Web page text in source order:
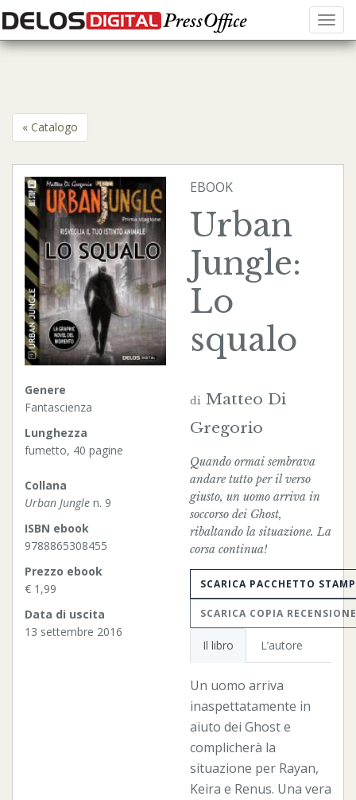
Menu
« Catalogo
Genere
Fantascienza
Lunghezza
fumetto, 40 pagine
Collana
Urban Jungle n. 9
ISBN ebook
9788865308455
Prezzo ebook
€ 1,99
Data di uscita
13 settembre 2016
EBOOK
Urban
Jungle:
Lo
squalo
di Matteo Di
Gregorio
Quando ormai sembrava
andare tutto per il verso
giusto, un uomo arriva in
soccorso dei Ghost,
ribaltando la situazione. La
corsa continua!
SCARICA PACCHETTO
SCARICA COPIA RECENSIONE
Il libro L’autore
Un uomo arriva
inaspettatamente in
aiuto dei Ghost e
complicherà la
situazione per Rayan,
Keira e Renus. Una vera